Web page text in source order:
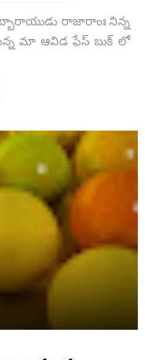
రాజారాంః నిన్న
మా ఆవిడ ఫేస్ బుక్ లో